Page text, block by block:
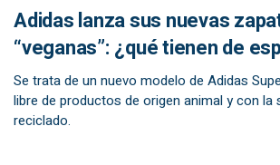
Adidas lanza sus nuevas
“veganas”: ¿qué tienen de
Se trata de un nuevo modelo de Adidas
libre de productos de origen animal y con la
reciclado.